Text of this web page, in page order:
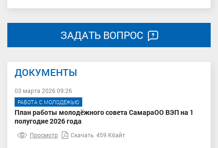
ЗАДАТЬ ВОПРОС
ДОКУМЕНТЫ
03 марта 2026 09:26
РАБОТА С МОЛОДЕЖЬЮ
План работы молодёжного совета СамараОО ВЭП на 1
полугодие 2026 года
Просмотр Скачать 459 Кбайт